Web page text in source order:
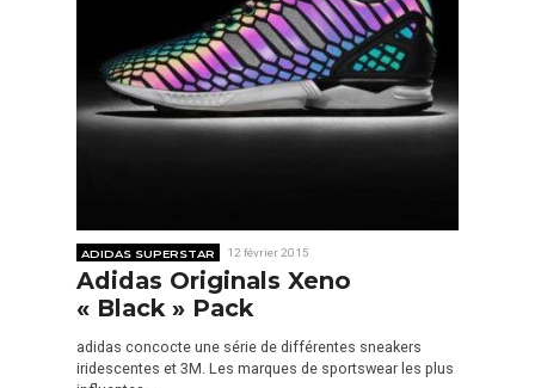
ADIDAS SUPERSTAR 12 février 2015
Adidas Originals Xeno
« Black » Pack
adidas concocte une série de différentes sneakers
iridescentes et 3M. Les marques de sportswear les plus